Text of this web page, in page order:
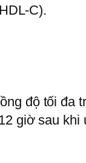
C).
độ tối đa
giờ sau khi